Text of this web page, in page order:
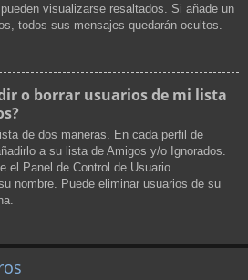
visualizarse resaltados. Si añade un
todos sus mensajes quedarán ocultos.
o borrar usuarios de mi lista
de dos maneras. En cada perfil de
a su lista de Amigos y/o Ignorados.
el Panel de Control de Usuario
nombre. Puede eliminar usuarios de su